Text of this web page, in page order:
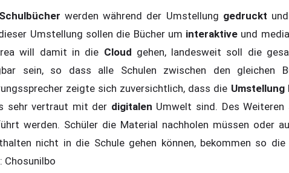
Schulbücher werden während der Umstellung gedruckt und
Umstellung sollen die Bücher um interaktive und
will damit in die Cloud gehen, landesweit soll die
sein, so dass alle Schulen zwischen den gleichen
zeigte sich zuversichtlich, dass die Umstellung
sehr vertraut mit der digitalen Umwelt sind. Des
werden. Schüler die Material nachholen müssen oder
nicht in die Schule gehen können, bekommen so
Chosunilbo